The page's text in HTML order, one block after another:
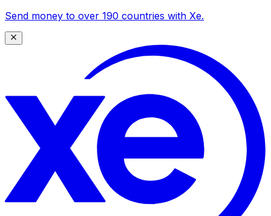
Send money to over 190 countries with Xe.